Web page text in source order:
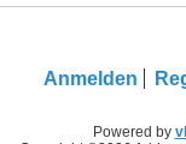
Anmelden
Powered by